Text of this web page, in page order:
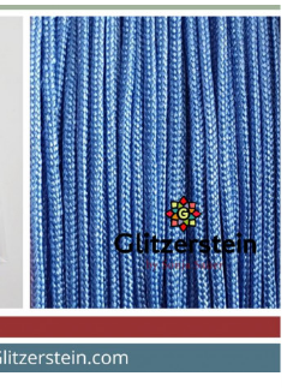
Dieses
Produkt
weist
mehrere
Varianten
auf.
Die
Optionen
können
auf
der
Preisspanne:
3,00 €
bis
3,40 €